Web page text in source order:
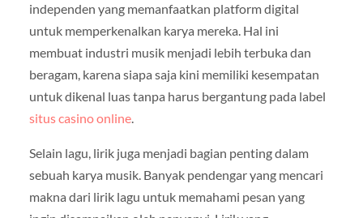
independen yang memanfaatkan platform digital
untuk memperkenalkan karya mereka. Hal ini
membuat industri musik menjadi lebih terbuka dan
beragam, karena siapa saja kini memiliki kesempatan
untuk dikenal luas tanpa harus bergantung pada label
situs casino online.
Selain lagu, lirik juga menjadi bagian penting dalam
sebuah karya musik. Banyak pendengar yang mencari
makna dari lirik lagu untuk memahami pesan yang